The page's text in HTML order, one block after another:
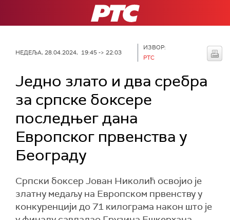
РТС
НЕДЕЉА, 28.04.2024, 19:45 -> 22:03
ИЗВОР:
РТС
Једно злато и два сребра
за српске боксере
последњег дана
Европског првенства у
Београду
Српски боксер Јован Николић освојио је
златну медаљу на Европском првенству у
конкуренцији до 71 килограма након што је